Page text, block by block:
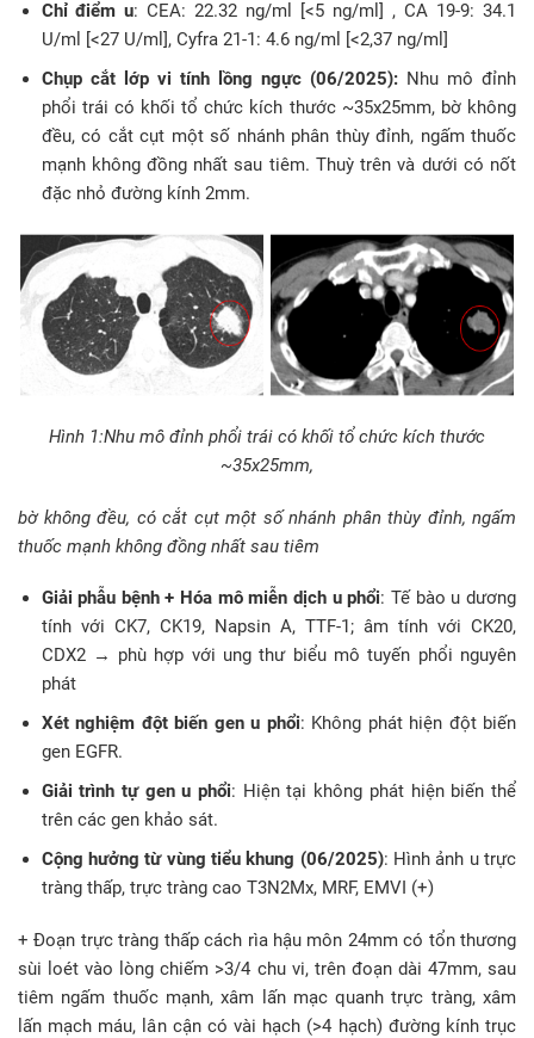
Chỉ điểm u: CEA: 22.32 ng/ml [<5 ng/ml] , CA 19-9: 34.1
U/ml [<27 U/ml], Cyfra 21-1: 4.6 ng/ml [<2,37 ng/ml]
Chụp cắt lớp vi tính lồng ngực (06/2025): Nhu mô đỉnh
phổi trái có khối tổ chức kích thước ~35x25mm, bờ không
đều, có cắt cụt một số nhánh phân thùy đỉnh, ngấm thuốc
mạnh không đồng nhất sau tiêm. Thuỳ trên và dưới có nốt
đặc nhỏ đường kính 2mm.
Hình 1:Nhu mô đỉnh phổi trái có khối tổ chức kích thước
~35x25mm,
bờ không đều, có cắt cụt một số nhánh phân thùy đỉnh, ngấm
thuốc mạnh không đồng nhất sau tiêm
Giải phẫu bệnh + Hóa mô miễn dịch u phổi: Tế bào u dương
tính với CK7, CK19, Napsin A, TTF-1; âm tính với CK20,
CDX2 → phù hợp với ung thư biểu mô tuyến phổi nguyên
phát
Xét nghiệm đột biến gen u phổi: Không phát hiện đột biến
gen EGFR.
Giải trình tự gen u phổi: Hiện tại không phát hiện biến thể
trên các gen khảo sát.
Cộng hưởng từ vùng tiểu khung (06/2025): Hình ảnh u trực
tràng thấp, trực tràng cao T3N2Mx, MRF, EMVI (+)
+ Đoạn trực tràng thấp cách rìa hậu môn 24mm có tổn thương
sùi loét vào lòng chiếm >3/4 chu vi, trên đoạn dài 47mm, sau
tiêm ngấm thuốc mạnh, xâm lấn mạc quanh trực tràng, xâm
lấn mạch máu, lân cận có vài hạch (>4 hạch) đường kính trục